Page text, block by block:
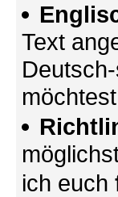
Text
ich euch